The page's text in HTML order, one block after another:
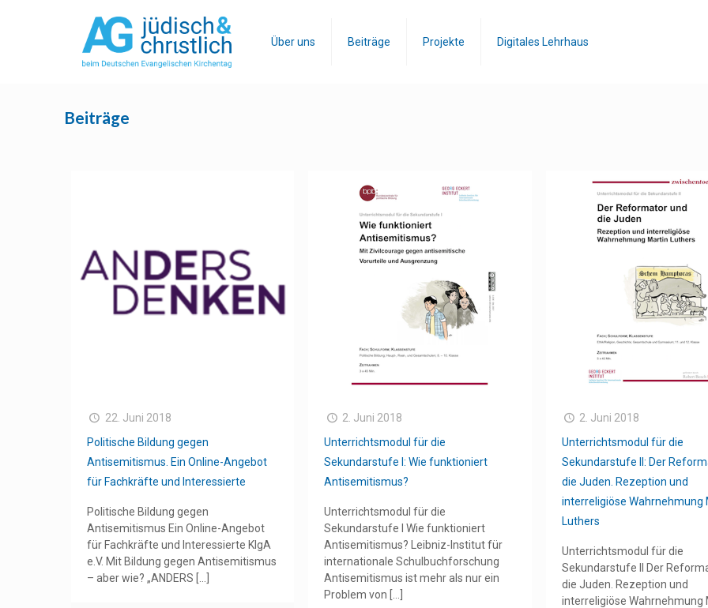
Über uns Beiträge Projekte Digitales Lehrhaus
Beiträge
22. Juni 2018
Politische Bildung gegen
Antisemitismus. Ein Online-Angebot
für Fachkräfte und Interessierte
Politische Bildung gegen
Antisemitismus Ein Online-Angebot
für Fachkräfte und Interessierte KIgA
e.V. Mit Bildung gegen Antisemitismus
– aber wie? „ANDERS […]
2. Juni 2018
Unterrichtsmodul für die
Sekundarstufe I: Wie funktioniert
Antisemitismus?
Unterrichtsmodul für die
Sekundarstufe I Wie funktioniert
Antisemitismus? Leibniz-Institut für
internationale Schulbuchforschung
Antisemitismus ist mehr als nur ein
Problem von […]
2. Juni 2018
Unterrichtsmodul für die
Sekundarstufe II: Der
die Juden. Rezeption und
interreligiöse Wahrnehmung
Luthers
Unterrichtsmodul für die
Sekundarstufe II Der
die Juden. Rezeption und
interreligiöse Wahrnehmung